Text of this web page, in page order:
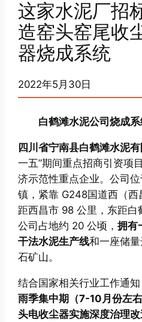
这家水泥厂招
造窑头窑尾收
器烧成系统
2022年5月30日
白鹤滩水泥公司烧成
四川省宁南县白鹤滩水泥
一五”期间重点招商引资项
济示范性重点企业。公司
镇，紧靠 G248国道西（
距西昌市 98 公里，东距白
公司占地约 20 公顷，拥有
干法水泥生产线和一座储
石矿山。
结合国家相关行业工作通
雨季集中期（7-10月份左
头电收尘器实施深度治理